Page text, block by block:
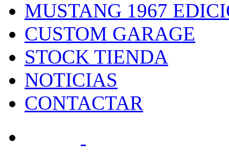
MUSTANG 1967
CUSTOM GARAGE
STOCK TIENDA
NOTICIAS
CONTACTAR